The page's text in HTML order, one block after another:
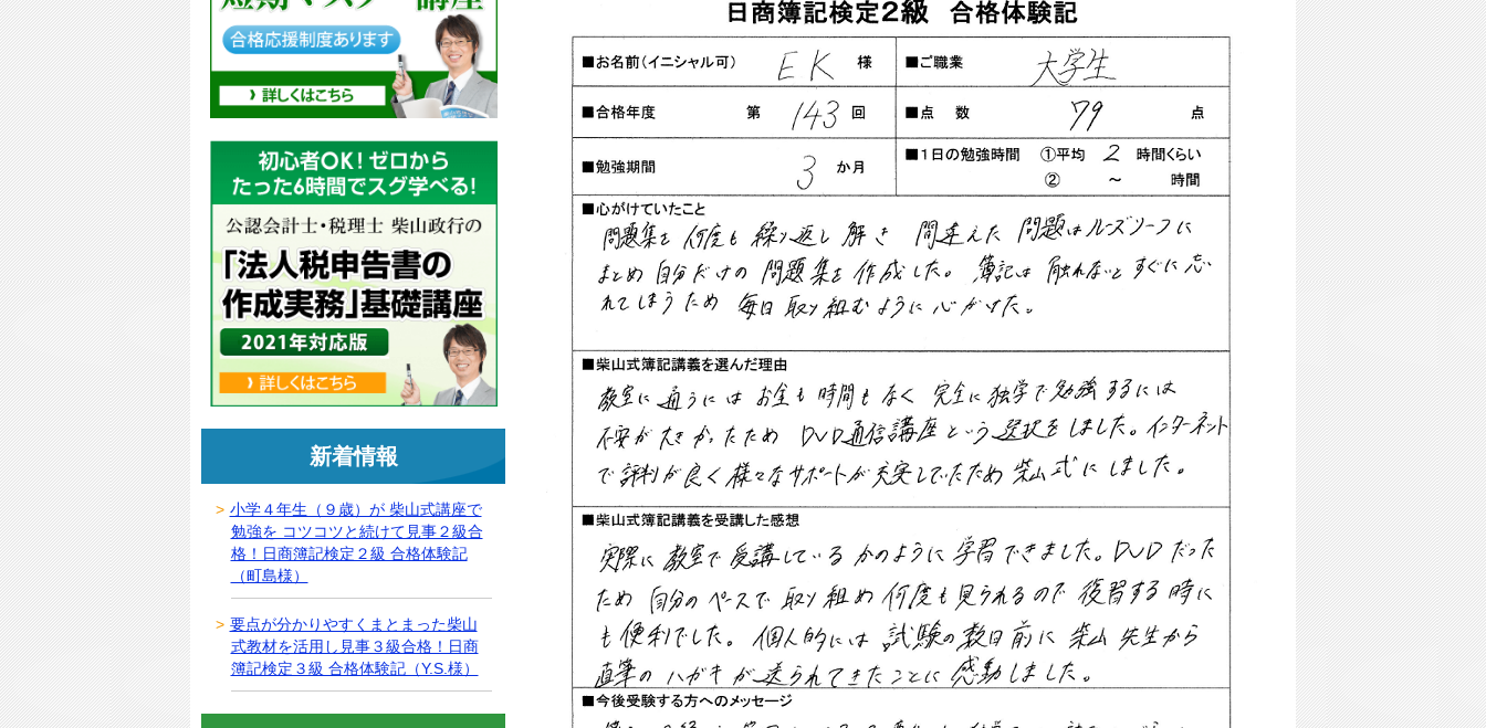
新着情報
小学４年生（９歳）が 柴山式講座で
勉強を コツコツと続けて見事２級合
格！日商簿記検定２級 合格体験記
（町島様）
要点が分かりやすくまとまった柴山
式教材を活用し見事３級合格！日商
簿記検定３級 合格体験記（Y.S.様）